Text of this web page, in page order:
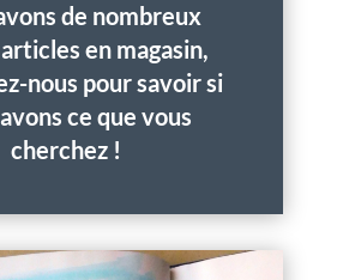
de nombreux
en magasin,
nous pour savoir si
ce que vous
cherchez !